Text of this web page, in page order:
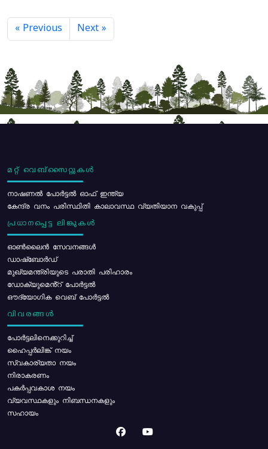
« Previous Next »
മറ്റ് വെബ്സൈറ്റുകൾ
നാഷണൽ പോർട്ടൽ ഓഫ് ഇന്ത്യ
കേന്ദ്ര വനം പരിസ്ഥിതി കാലാവസ്ഥ വ്യതിയാന വകുപ്പ്
പ്രധാനപ്പെട്ട ലിങ്കുകൾ
ഓൺലൈൻ സേവനങ്ങൾ
ഡാഷ്ബോർഡ്
മുഖ്യമന്ത്രിയുടെ പരാതി പരിഹാരം
ഡോക്യുമെൻ്റ് പോർട്ടൽ
ഔദ്യോഗിക വെബ് പോർട്ടൽ
വിവരങ്ങൾ
പോര്‍ട്ടലിനെക്കുറിച്ച്
ഹൈപ്പർലിങ്ക് നയം
സ്വകാര്യതാ നയം
നിരാകരണം
പകർപ്പവകാശ നയം
വ്യവസ്ഥകളും നിബന്ധനകളും
സഹായം